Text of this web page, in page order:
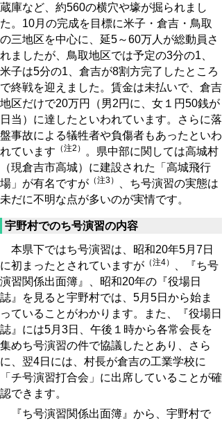
蔵庫など、約560の横穴や壕が掘られまし
た。10月の完成を目標に米子・倉吉・鳥取
の三地区を中心に、延5～60万人が総動員さ
れましたが、鳥取地区では予定の3分の1、
米子は5分の1、倉吉が8割方完了したところ
で終戦を迎えました。賃金は未払いで、倉吉
地区だけで20万円（男2円に、女１円50銭が
日当）に達したといわれています。さらに落
盤事故による犠牲者や負傷者もあったといわ
れています （注2）
。県中部に関しては高城村
（現倉吉市高城）に建設された「高城飛行
場」が有名ですが （注3）
、ち号演習の実態は
未だに不明な点が多いのが実情です。
宇野村でのち号演習の内容
本県下ではち号演習は、昭和20年5月7日
に初まったとされていますが （注4）
、『ち号
演習関係出面簿』、昭和20年の『役場日
誌』を見ると宇野村では、5月5日から始ま
っていることがわかります。また、『役場日
誌』には5月3日、午後１時から各常会長を
集めち号演習の件で協議したとあり、さら
に、翌4日には、村長が倉吉の工業学校に
「チ号演習打合会」に出席していることが確
認できます。
『ち号演習関係出面簿』から、宇野村で